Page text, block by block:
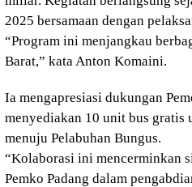
2025 bersamaan dengan
“Program ini menjangkau
Barat,” kata Anton Komaini.
Ia mengapresiasi dukungan
menyediakan 10 unit bus gratis
menuju Pelabuhan Bungus.
“Kolaborasi ini mencerminkan
Pemko Padang dalam